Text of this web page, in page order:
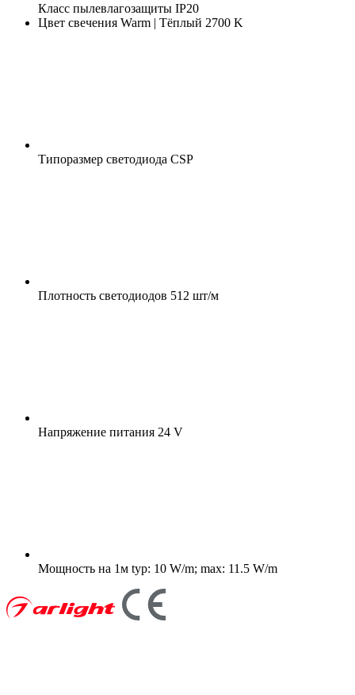
Класс пылевлагозащиты IP20
Цвет свечения Warm | Тёплый 2700 K
Типоразмер светодиода CSP
Плотность светодиодов 512 шт/м
Напряжение питания 24 V
Мощность на 1м typ: 10 W/m; max: 11.5 W/m